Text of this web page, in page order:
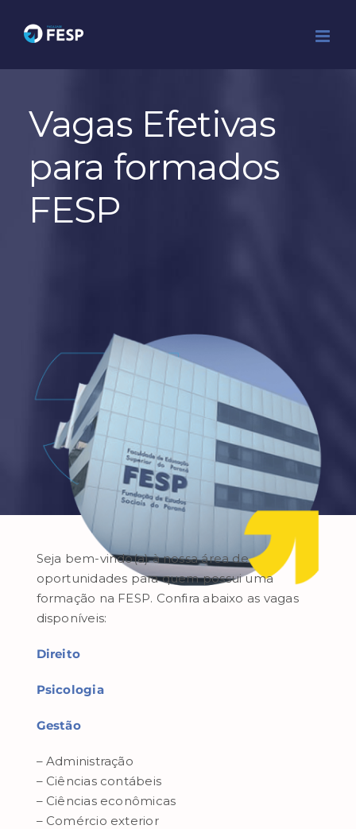
para
conteúdo
Vagas Efetivas
para formados
FESP
Seja bem-vindo(a) à nossa área de
oportunidades para quem possui uma
formação na FESP. Confira abaixo as vagas
disponíveis:
Direito
Psicologia
Gestão
– Administração
– Ciências contábeis
– Ciências econômicas
– Comércio exterior